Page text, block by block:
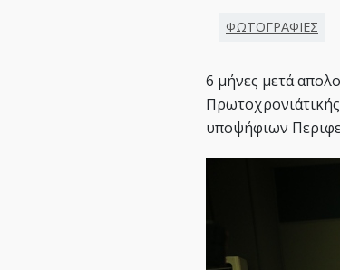
ΦΩΤΟΓΡΑΦΙΕΣ
6 μήνες μετά
υποψήφιων